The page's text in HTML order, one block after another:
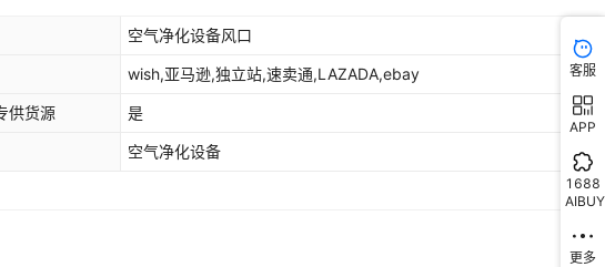
空气净化设备风口
wish,亚马逊,独立站,速卖通,LAZADA,ebay
供货源 是
空气净化设备
客服
APP
1688
AIBUY
更多